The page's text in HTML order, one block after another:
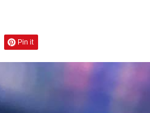
Pin it